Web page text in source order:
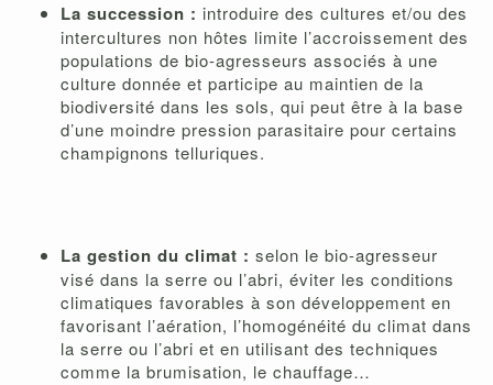
La succession : introduire des cultures et/ou des
intercultures non hôtes limite l’accroissement des
populations de bio-agresseurs associés à une
culture donnée et participe au maintien de la
biodiversité dans les sols, qui peut être à la base
d’une moindre pression parasitaire pour certains
champignons telluriques.
La gestion du climat : selon le bio-agresseur
visé dans la serre ou l’abri, éviter les conditions
climatiques favorables à son développement en
favorisant l’aération, l’homogénéité du climat dans
la serre ou l’abri et en utilisant des techniques
comme la brumisation, le chauffage…